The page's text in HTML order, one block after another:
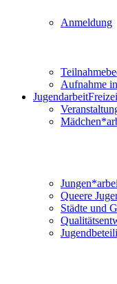
Anmeldung
Aufnahme
Jugendarbeit
Queere
Städte und